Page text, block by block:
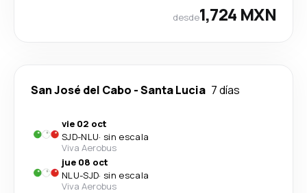
desde1,724 MXN
San José del Cabo -Santa Lucia 7 días
vie 02 oct
SJD-NLU· sin escala
Viva Aerobus
jue 08 oct
NLU-SJD· sin escala
Viva Aerobus